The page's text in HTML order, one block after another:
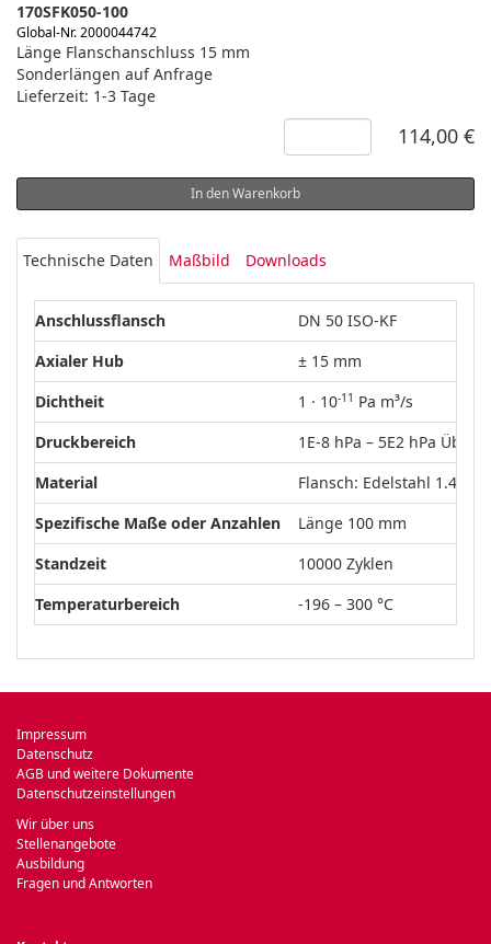
170SFK050-100
Global-Nr. 2000044742
Länge Flanschanschluss 15 mm
Sonderlängen auf Anfrage
Lieferzeit: 1-3 Tage
114,00 €
In den Warenkorb
Technische Daten Maßbild Downloads
Anschlussflansch
DN 50 ISO-KF
Axialer Hub
± 15 mm
Dichtheit
1 · 10-11 Pa m³/s
Druckbereich
1E-8 hPa – 5E2 hPa
Material
Flansch: Edelstahl
Spezifische Maße oder Anzahlen
Länge 100 mm
Standzeit
10000 Zyklen
Temperaturbereich
-196 – 300 °C
Impressum
Datenschutz
AGB und weitere Dokumente
Datenschutzeinstellungen
Wir über uns
Stellenangebote
Ausbildung
Fragen und Antworten